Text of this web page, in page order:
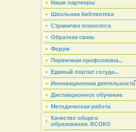
Наши партнеры
Школьная библиотека
Страничка психолога
Обратная связь
Форум
Первичная профсоюзна...
Единый портал госуда...
Инновационная деятельность
Дистанционное обучение
Методическая работа
Качество общего
образования. ВСОКО